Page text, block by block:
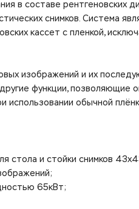
в составе рентгеновских
снимков. Система
кассет с пленкой,
изображений и их
функции, позволяющие
использовании обычной
стола и стойки снимков
65кВт;